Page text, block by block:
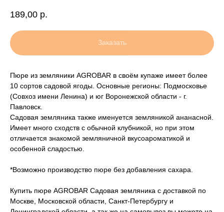
189,00 р.
Заказать
Пюре из земляники AGROBAR в своём купаже имеет более
10 сортов садовой ягоды. Основные регионы: Подмосковье
(Совхоз имени Ленина) и юг Воронежской области - г.
Павловск.
Садовая земляника также именуется земляникой ананасной.
Имеет много сходств с обычной клубникой, но при этом
отличается знакомой земляничной вкусоароматикой и
особенной сладостью.
*Возможно производство пюре без добавления сахара.
Купить пюре AGROBAR Садовая земляника с доставкой по
Москве, Московской области, Санкт-Петербургу и